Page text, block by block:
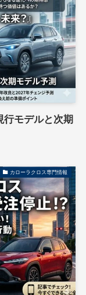
行モデルと次期
カローラクロス専門情報